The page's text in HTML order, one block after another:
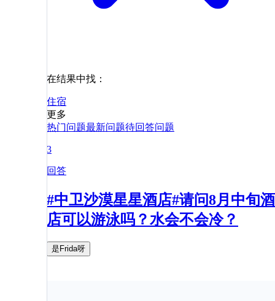
在结果中找：
住宿
更多
热门问题最新问题待回答问题
3
回答
#中卫沙漠星星酒店#请问8月中旬酒
店可以游泳吗？水会不会冷？
是Frida呀